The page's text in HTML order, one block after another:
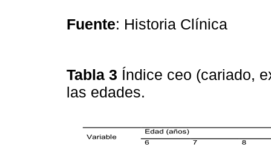
Fuente: Historia Clínica
Tabla 3 Índice ceo (cariado,
las edades.